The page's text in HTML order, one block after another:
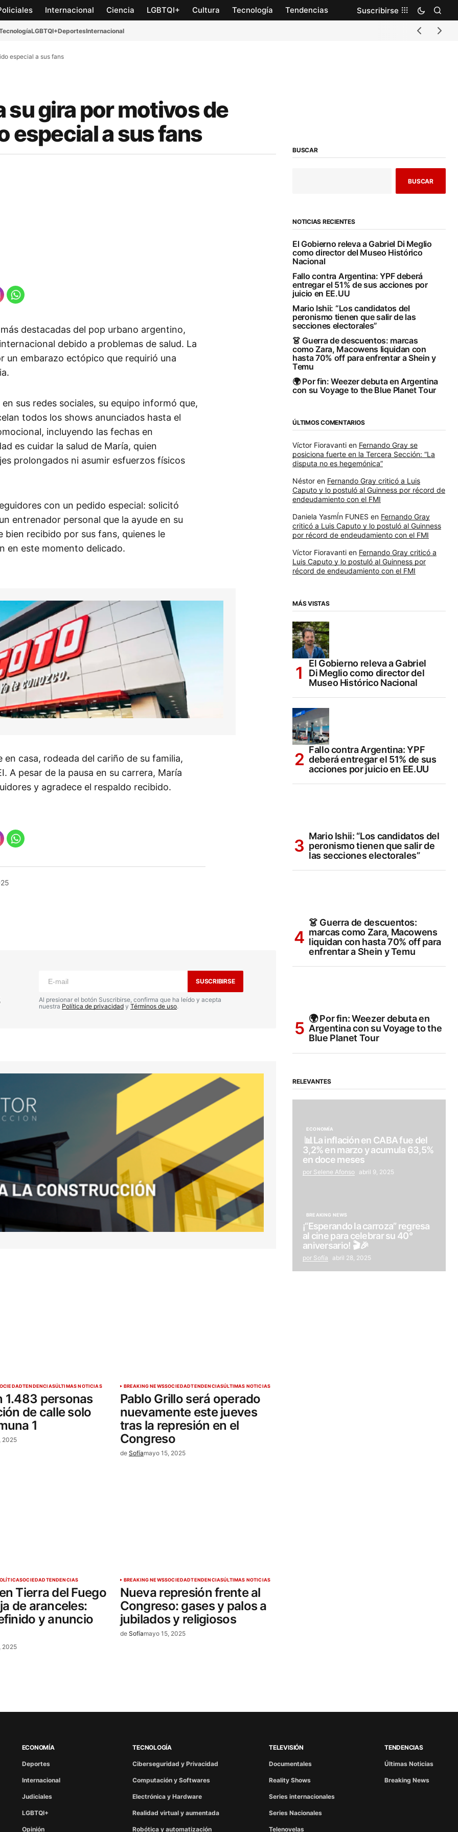
Internacional Ciencia LGBTQI+ Cultura Tecnología Tendencias Suscribirse
LGBTQI+DeportesInternacional
especial a sus fans
su gira por motivos de
especial a sus fans
destacadas del pop urbano argentino,
debido a problemas de salud. La
un embarazo ectópico que requirió una
sus redes sociales, su equipo informó que,
todos los shows anunciados hasta el
incluyendo las fechas en
es cuidar la salud de María, quien
prolongados ni asumir esfuerzos físicos
con un pedido especial: solicitó
entrenador personal que la ayude en su
recibido por sus fans, quienes le
en este momento delicado.
casa, rodeada del cariño de su familia,
A pesar de la pausa en su carrera, María
y agradece el respaldo recibido.
SUSCRIBIRSE
Al presionar el botón Suscribirse, confirma que ha leído y acepta
nuestra Política de privacidad y Términos de uso.
TENDENCIASÚLTIMAS NOTICIAS
1.483 personas
de calle solo
1
2025
BREAKING NEWSSOCIEDADTENDENCIASÚLTIMAS NOTICIAS
Pablo Grillo será operado
nuevamente este jueves
tras la represión en el
Congreso
de Sofíamayo 15, 2025
SOCIEDADTENDENCIAS
Tierra del Fuego
de aranceles:
y anuncio
2025
BREAKING NEWSSOCIEDADTENDENCIASÚLTIMAS NOTICIAS
Nueva represión frente al
Congreso: gases y palos a
jubilados y religiosos
de Sofíamayo 15, 2025
BUSCAR
BUSCAR
NOTICIAS RECIENTES
El Gobierno releva a Gabriel Di Meglio
como director del Museo Histórico
Nacional
Fallo contra Argentina: YPF deberá
entregar el 51% de sus acciones por
juicio en EE.UU
Mario Ishii: “Los candidatos del
peronismo tienen que salir de las
secciones electorales”
👗 Guerra de descuentos: marcas
como Zara, Macowens liquidan con
hasta 70% off para enfrentar a Shein y
Temu
🌍 Por fin: Weezer debuta en Argentina
con su Voyage to the Blue Planet Tour
ÚLTIMOS COMENTARIOS
Víctor Fioravanti en Fernando Gray se
posiciona fuerte en la Tercera Sección: “La
disputa no es hegemónica”
Néstor en Fernando Gray criticó a Luis
Caputo y lo postuló al Guinness por récord de
endeudamiento con el FMI
Daniela YasmÍn FUNES en Fernando Gray
criticó a Luis Caputo y lo postuló al Guinness
por récord de endeudamiento con el FMI
Víctor Fioravanti en Fernando Gray criticó a
Luis Caputo y lo postuló al Guinness por
récord de endeudamiento con el FMI
MÁS VISTAS
El Gobierno releva a Gabriel
Di Meglio como director del
Museo Histórico Nacional
Fallo contra Argentina: YPF
deberá entregar el 51% de sus
acciones por juicio en EE.UU
Mario Ishii: “Los candidatos del
peronismo tienen que salir de
las secciones electorales”
👗 Guerra de descuentos:
marcas como Zara, Macowens
liquidan con hasta 70% off para
enfrentar a Shein y Temu
🌍 Por fin: Weezer debuta en
Argentina con su Voyage to the
Blue Planet Tour
RELEVANTES
ECONOMÍA
📊La inflación en CABA fue del
3,2% en marzo y acumula 63,5%
en doce meses
por Selene Afonso abril 9, 2025
BREAKING NEWS
¡“Esperando la carroza” regresa
al cine para celebrar su 40°
aniversario! 🎬🎉
por Sofía abril 28, 2025
ECONOMÍA
Deportes
Internacional
Judiciales
LGBTQI+
Opinión
TECNOLOGÍA
Ciberseguridad y Privacidad
Computación y Softwares
Electrónica y Hardware
Realidad virtual y aumentada
Robótica y automatización
TELEVISIÓN
Documentales
Reality Shows
Series internacionales
Series Nacionales
Telenovelas
TENDENCIAS
Últimas Noticias
Breaking News